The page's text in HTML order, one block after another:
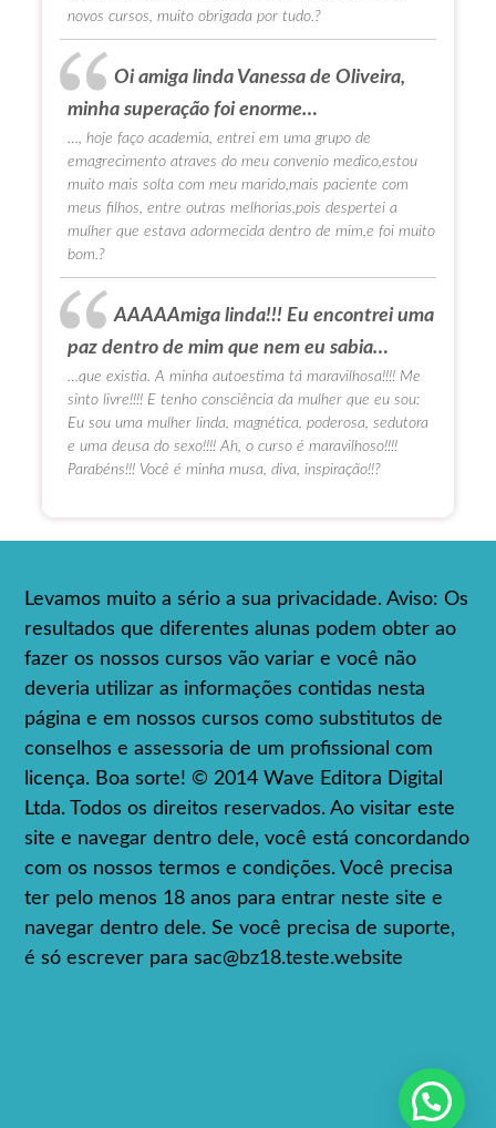
novos cursos, muito obrigada por tudo.?
Oi amiga linda Vanessa de Oliveira,
minha superação foi enorme…
…, hoje faço academia, entrei em uma grupo de
emagrecimento atraves do meu convenio medico,estou
muito mais solta com meu marido,mais paciente com
meus filhos, entre outras melhorias,pois despertei a
mulher que estava adormecida dentro de mim,e foi muito
bom.?
AAAAAmiga linda!!! Eu encontrei uma
paz dentro de mim que nem eu sabia…
…que existia. A minha autoestima tá maravilhosa!!!! Me
sinto livre!!!! E tenho consciência da mulher que eu sou:
Eu sou uma mulher linda, magnética, poderosa, sedutora
e uma deusa do sexo!!!! Ah, o curso é maravilhoso!!!!
Parabéns!!! Você é minha musa, diva, inspiração!!?
Levamos muito a sério a sua privacidade. Aviso: Os
resultados que diferentes alunas podem obter ao
fazer os nossos cursos vão variar e você não
deveria utilizar as informações contidas nesta
página e em nossos cursos como substitutos de
conselhos e assessoria de um profissional com
licença. Boa sorte! © 2014 Wave Editora Digital
Ltda. Todos os direitos reservados. Ao visitar este
site e navegar dentro dele, você está concordando
com os nossos termos e condições. Você precisa
ter pelo menos 18 anos para entrar neste site e
navegar dentro dele. Se você precisa de suporte,
é só escrever parasac@bz18.teste.website